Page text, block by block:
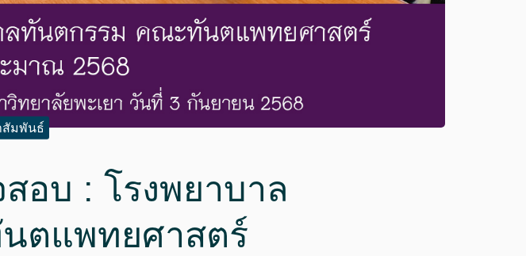
สัมพันธ์
อบ : โรงพยาบาล
ตแพทยศาสตร์